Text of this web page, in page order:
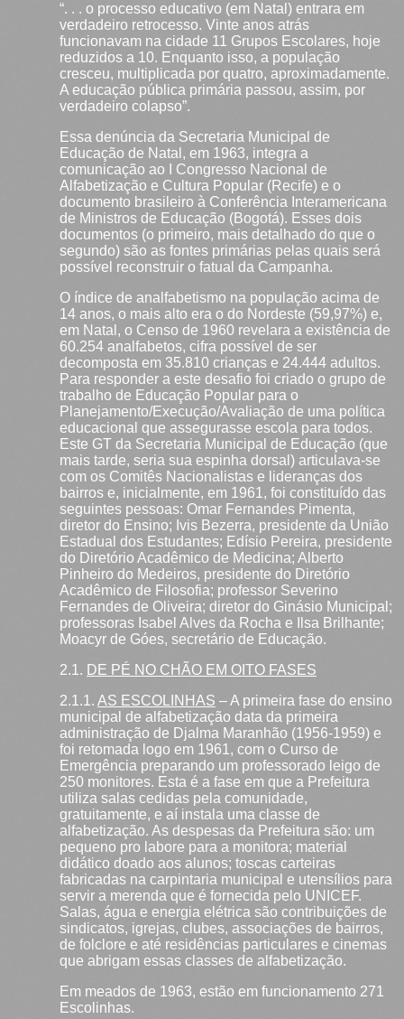
“. . . o processo educativo (em Natal) entrara em
verdadeiro retrocesso. Vinte anos atrás
funcionavam na cidade 11 Grupos Escolares, hoje
reduzidos a 10. Enquanto isso, a população
cresceu, multiplicada por quatro, aproximadamente.
A educação pública primária passou, assim, por
verdadeiro colapso”.
Essa denúncia da Secretaria Municipal de
Educação de Natal, em 1963, integra a
comunicação ao I Congresso Nacional de
Alfabetização e Cultura Popular (Recife) e o
documento brasileiro à Conferência Interamericana
de Ministros de Educação (Bogotá). Esses dois
documentos (o primeiro, mais detalhado do que o
segundo) são as fontes primárias pelas quais será
possível reconstruir o fatual da Campanha.
O índice de analfabetismo na população acima de
14 anos, o mais alto era o do Nordeste (59,97%) e,
em Natal, o Censo de 1960 revelara a existência de
60.254 analfabetos, cifra possível de ser
decomposta em 35.810 crianças e 24.444 adultos.
Para responder a este desafio foi criado o grupo de
trabalho de Educação Popular para o
Planejamento/Execução/Avaliação de uma política
educacional que assegurasse escola para todos.
Este GT da Secretaria Municipal de Educação (que
mais tarde, seria sua espinha dorsal) articulava-se
com os Comitês Nacionalistas e lideranças dos
bairros e, inicialmente, em 1961, foi constituído das
seguintes pessoas: Omar Fernandes Pimenta,
diretor do Ensino; Ivis Bezerra, presidente da União
Estadual dos Estudantes; Edísio Pereira, presidente
do Diretório Acadêmico de Medicina; Alberto
Pinheiro do Medeiros, presidente do Diretório
Acadêmico de Filosofia; professor Severino
Fernandes de Oliveira; diretor do Ginásio Municipal;
professoras Isabel Alves da Rocha e Ilsa Brilhante;
Moacyr de Góes, secretário de Educação.
2.1. DE PÉ NO CHÃO EM OITO FASES
2.1.1. AS ESCOLINHAS – A primeira fase do ensino
municipal de alfabetização data da primeira
administração de Djalma Maranhão (1956-1959) e
foi retomada logo em 1961, com o Curso de
Emergência preparando um professorado leigo de
250 monitores. Esta é a fase em que a Prefeitura
utiliza salas cedidas pela comunidade,
gratuitamente, e aí instala uma classe de
alfabetização. As despesas da Prefeitura são: um
pequeno pro labore para a monitora; material
didático doado aos alunos; toscas carteiras
fabricadas na carpintaria municipal e utensílios para
servir a merenda que é fornecida pelo UNICEF.
Salas, água e energia elétrica são contribuições de
sindicatos, igrejas, clubes, associações de bairros,
de folclore e até residências particulares e cinemas
que abrigam essas classes de alfabetização.
Em meados de 1963, estão em funcionamento 271
Escolinhas.